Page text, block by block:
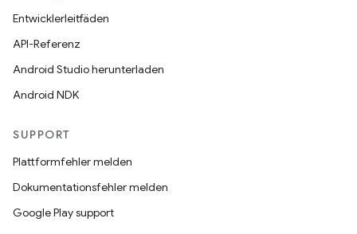
Entwicklerleitfäden
API-Referenz
Android Studio herunterladen
Android NDK
SUPPORT
Plattformfehler melden
Dokumentationsfehler melden
Google Play support